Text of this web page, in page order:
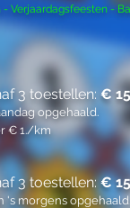
Verjaardagsfeesten -
3 toestellen: €
opgehaald.
€ 1./km
3 toestellen:€
's morgens opgehaald.